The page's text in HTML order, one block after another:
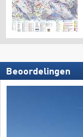
Beoordelingen